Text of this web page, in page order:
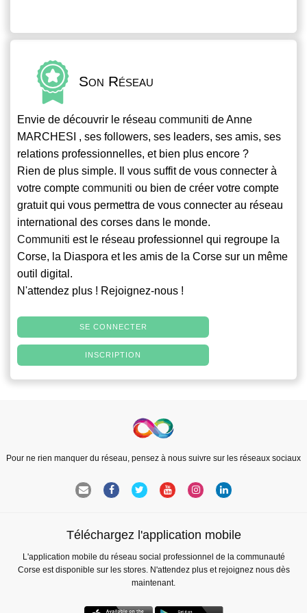
Son Réseau
Envie de découvrir le réseau communiti de Anne
MARCHESI , ses followers, ses leaders, ses amis, ses
relations professionnelles, et bien plus encore ?
Rien de plus simple. Il vous suffit de vous connecter à
votre compte communiti ou bien de créer votre compte
gratuit qui vous permettra de vous connecter au réseau
international des corses dans le monde.
Communiti est le réseau professionnel qui regroupe la
Corse, la Diaspora et les amis de la Corse sur un même
outil digital.
N'attendez plus ! Rejoignez-nous !
SE CONNECTER
INSCRIPTION
Pour ne rien manquer du réseau, pensez à nous suivre sur les réseaux sociaux
Téléchargez l'application mobile
L'application mobile du réseau social professionnel de la communauté
Corse est disponible sur les stores. N'attendez plus et rejoignez nous dès
maintenant.